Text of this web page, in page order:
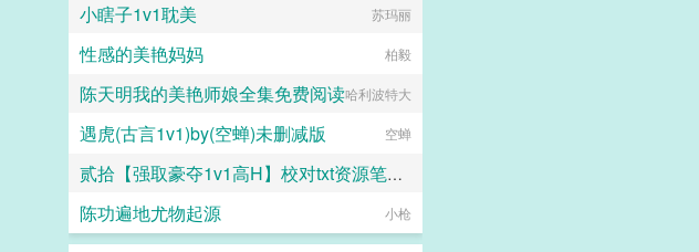
长夜风过
小瞎子1v1耽美 苏玛丽
性感的美艳妈妈 柏毅
陈天明我的美艳师娘全集免费阅读哈利波特大
遇虎(古言1v1)by(空蝉)未删减版 空蝉
贰拾【强取豪夺1v1高H】校对txt资源笔趣阁
boldness
陈功遍地尤物起源 小枪